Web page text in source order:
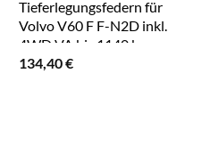
Tieferlegungsfedern für
Volvo V60 F F-N2D inkl.
4WD VA bis 1140 kg
134,40€